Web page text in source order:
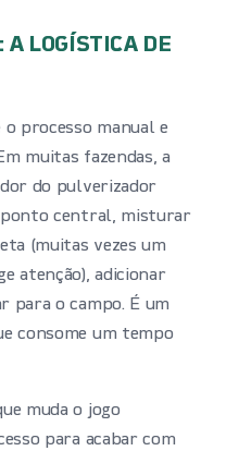
LOGÍSTICA DE
o processo manual e
muitas fazendas, a
do pulverizador
ponto central, misturar
(muitas vezes um
atenção), adicionar
para o campo. É um
consome um tempo
muda o jogo
para acabar com